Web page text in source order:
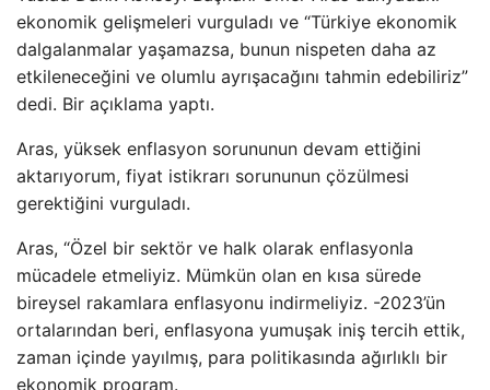
ekonomik gelişmeleri vurguladı ve “Türkiye ekonomik
dalgalanmalar yaşamazsa, bunun nispeten daha az
etkileneceğini ve olumlu ayrışacağını tahmin edebiliriz”
dedi. Bir açıklama yaptı.
Aras, yüksek enflasyon sorununun devam ettiğini
aktarıyorum, fiyat istikrarı sorununun çözülmesi
gerektiğini vurguladı.
Aras, “Özel bir sektör ve halk olarak enflasyonla
mücadele etmeliyiz. Mümkün olan en kısa sürede
bireysel rakamlara enflasyonu indirmeliyiz. -2023’ün
ortalarından beri, enflasyona yumuşak iniş tercih ettik,
zaman içinde yayılmış, para politikasında ağırlıklı bir
ekonomik program.